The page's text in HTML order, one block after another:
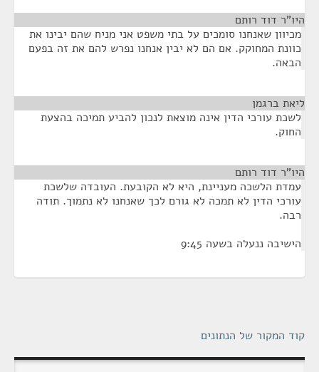
היו"ר דוד רותם
מכיוון שאנחנו סומכים על בתי משפט אני מניח שהם יבינו את
כוונת המחוקק. אם הם לא יבין אנחנו נפרש להם את זה בפעם
הבאה.
ליאת ברגמן
לשכת עורכי הדין אינה מוצאת לנכון להביע תמיכה בהצעת
החוק.
היו"ר דוד רותם
עמדת הלשכה מעניינת, היא לא הקובעת. העובדה שלשכת
עורכי הדין לא תמכה לא גורם לכך שאנחנו לא נתמוך. תודה
רבה.
הישיבה ננעלה בשעה 9:45
קוד המקור של הנתונים